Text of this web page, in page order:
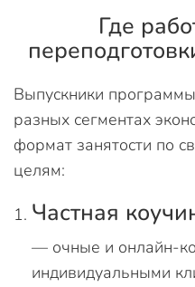
Где
Выпускники
разных сегментах
формат занятости по
целям:
Частная
— очные и онлайн-
индивидуальными